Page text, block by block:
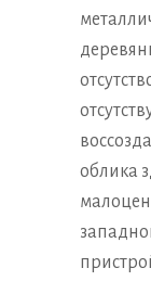
облика